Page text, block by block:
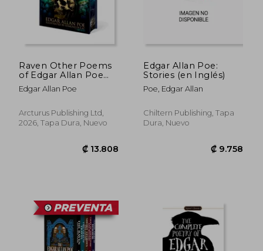
Raven Other Poems
of Edgar Allan Poe
(en Inglés)
Edgar Allan Poe
Arcturus Publishing Ltd,
2026, Tapa Dura, Nuevo
Edgar Allan Poe:
Stories (en Inglés)
Poe, Edgar Allan
Chiltern Publishing, Tapa
Dura, Nuevo